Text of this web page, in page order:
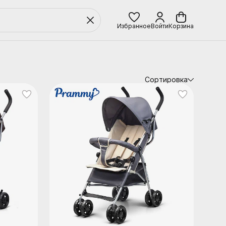
ИзбранноеВойтиКорзина
Сортировка